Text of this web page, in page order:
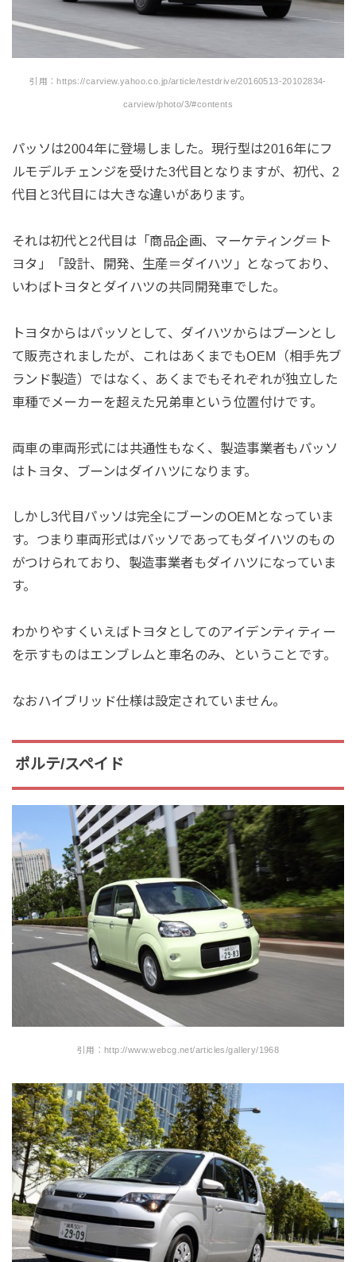
引用：https://carview.yahoo.co.jp/article/testdrive/20160513-20102834-
carview/photo/3/#contents
パッソは2004年に登場しました。現行型は2016年にフ
ルモデルチェンジを受けた3代目となりますが、初代、2
代目と3代目には大きな違いがあります。
それは初代と2代目は「商品企画、マーケティング＝ト
ヨタ」「設計、開発、生産＝ダイハツ」となっており、
いわばトヨタとダイハツの共同開発車でした。
トヨタからはパッソとして、ダイハツからはブーンとし
て販売されましたが、これはあくまでもOEM（相手先ブ
ランド製造）ではなく、あくまでもそれぞれが独立した
車種でメーカーを超えた兄弟車という位置付けです。
両車の車両形式には共通性もなく、製造事業者もパッソ
はトヨタ、ブーンはダイハツになります。
しかし3代目パッソは完全にブーンのOEMとなっていま
す。つまり車両形式はパッソであってもダイハツのもの
がつけられており、製造事業者もダイハツになっていま
す。
わかりやすくいえばトヨタとしてのアイデンティティー
を示すものはエンブレムと車名のみ、ということです。
なおハイブリッド仕様は設定されていません。
ポルテ/スペイド
引用：http://www.webcg.net/articles/gallery/1968